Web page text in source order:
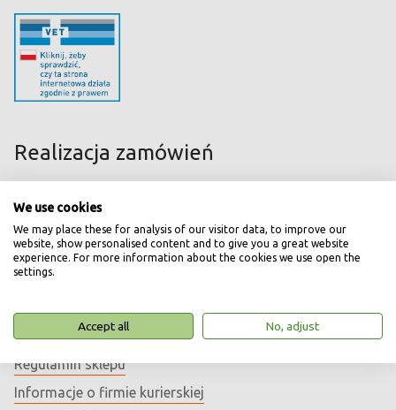
Realizacja zamówień
Bezpieczne zakupy
Najczęstsze pytania
Akceptowane formy płatności
Leki OTC
Regulamin sklepu
Informacje o firmie kurierskiej
We use cookies
We may place these for analysis of our visitor data, to improve our
website, show personalised content and to give you a great website
experience. For more information about the cookies we use open the
settings.
Accept all No, adjust